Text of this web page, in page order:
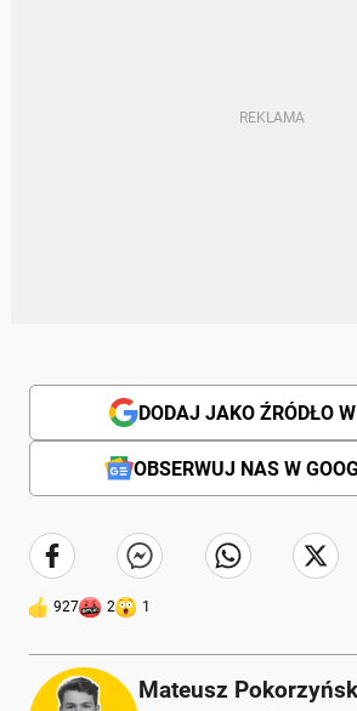
DODAJ JAKO ŹRÓDŁO
OBSERWUJ NAS W
927 2 1
Mateusz